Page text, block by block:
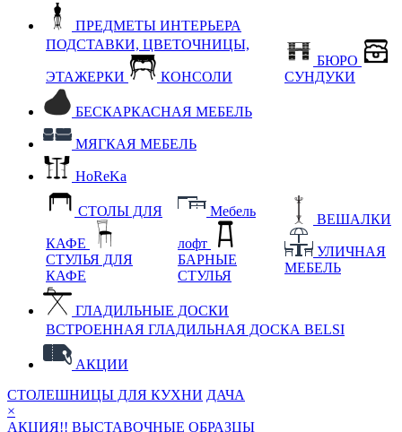
ПРЕДМЕТЫ ИНТЕРЬЕРА
ПОДСТАВКИ, ЦВЕТОЧНИЦЫ,
ЭТАЖЕРКИ КОНСОЛИ
БЮРО
СУНДУКИ
БЕСКАРКАСНАЯ МЕБЕЛЬ
МЯГКАЯ МЕБЕЛЬ
HoReKa
СТОЛЫ ДЛЯ
КАФЕ
СТУЛЬЯ ДЛЯ
КАФЕ
Мебель
лофт
БАРНЫЕ
СТУЛЬЯ
ВЕШАЛКИ
УЛИЧНАЯ
МЕБЕЛЬ
ГЛАДИЛЬНЫЕ ДОСКИ
ВСТРОЕННАЯ ГЛАДИЛЬНАЯ ДОСКА BELSI
АКЦИИ
СТОЛЕШНИЦЫ ДЛЯ КУХНИ ДАЧА
×
АКЦИЯ!! ВЫСТАВОЧНЫЕ ОБРАЗЦЫ